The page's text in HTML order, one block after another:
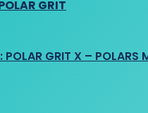
POLAR GRIT X –